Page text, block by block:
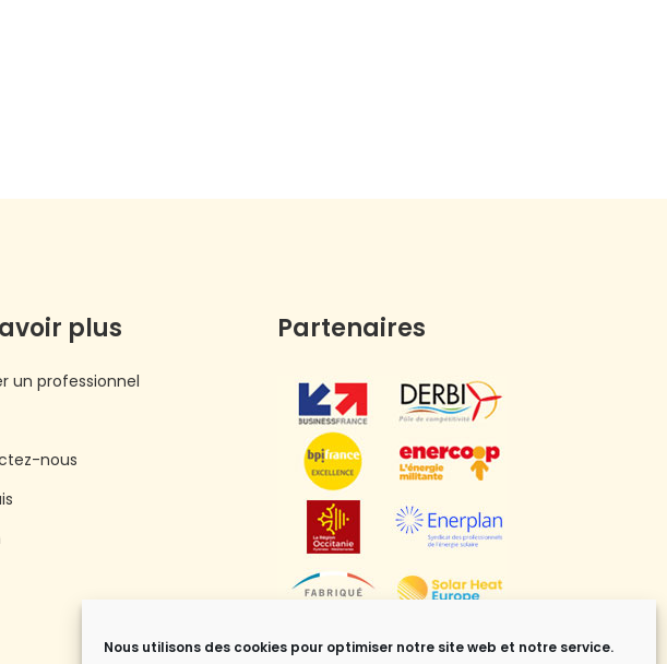
Nous utilisons des cookies pour optimiser notre site web et notre service.
plus
un professionnel
nous
Partenaires